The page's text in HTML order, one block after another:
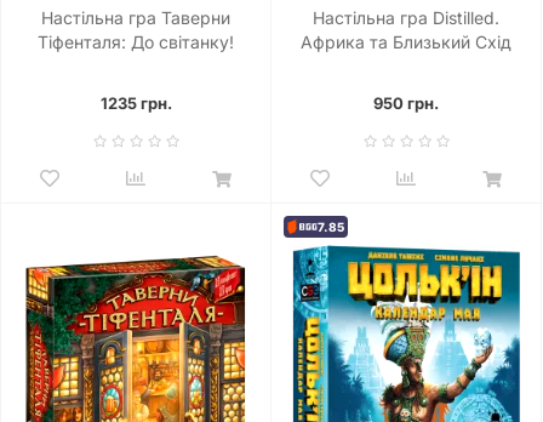
Настільна гра Таверни
Тіфенталя: До світанку!
1235 грн.
Настільна гра Distilled.
Африка та Близький Схід
950 грн.
7.85